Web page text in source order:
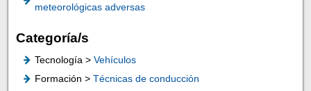
meteorológicas adversas
Categoría/s
Tecnología > Vehículos
Formación > Técnicas de conducción